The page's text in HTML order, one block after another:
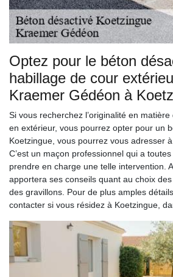
Optez pour le béton
habillage de cour
Kraemer Gédéon à
Si vous recherchez l’originalité en
en extérieur, vous pourrez opter pour un
Koetzingue, vous pourrez vous adresser
C’est un maçon professionnel qui a
prendre en charge une telle intervention.
apportera ses conseils quant au choix
des gravillons. Pour de plus amples
contacter si vous résidez à Koetzingue,